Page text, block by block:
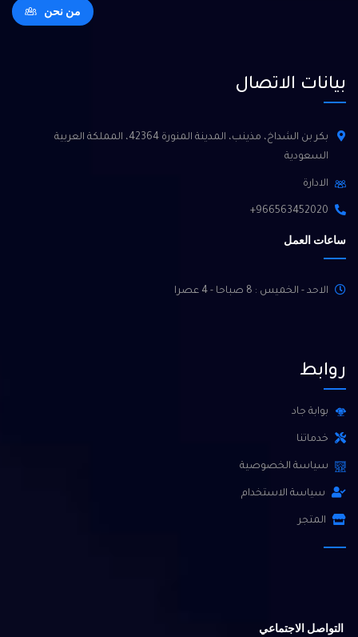
من نحن
بيانات الاتصال
بكر بن الشداخ، مذينب، المدينة المنورة 42364، المملكة العربية
السعودية
الادارة
966563452020+
ساعات العمل
الاحد - الخميس : 8 صباحا - 4 عصرا
روابط
بوابة جاد
خدماتنا
سياسة الخصوصية
سياسة الاستخدام
المتجر
التواصل الاجتماعي